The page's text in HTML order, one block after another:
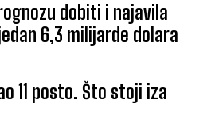
dobiti i najavila
6,3 milijarde dolara
11 posto. Što stoji iza